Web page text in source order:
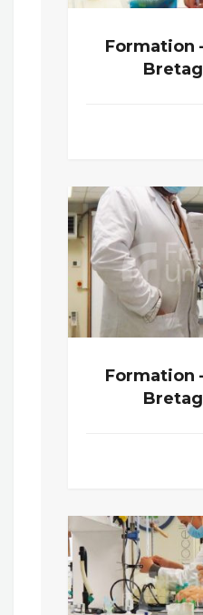
Formation
Formation